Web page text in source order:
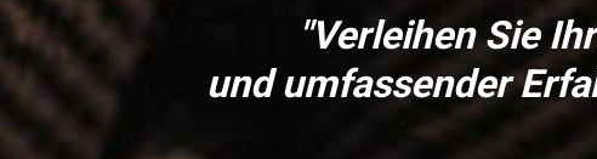
"Verleihen Sie
und umfassender